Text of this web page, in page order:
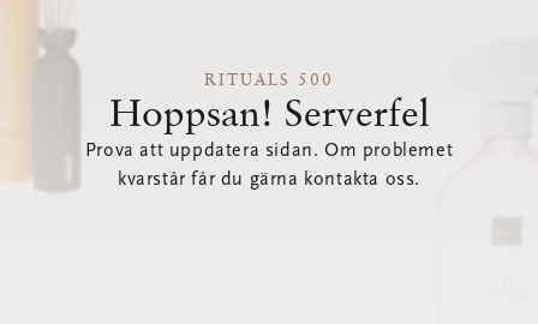
RITUALS 500
Hoppsan! Serverfel
Prova att uppdatera sidan. Om problemet
kvarstår får du gärna kontakta oss.